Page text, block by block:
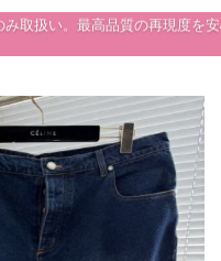
み取扱い。最高品質の再現度を
文でお得な割引をご利用いただ
ー バッグ最新モデルが登場。